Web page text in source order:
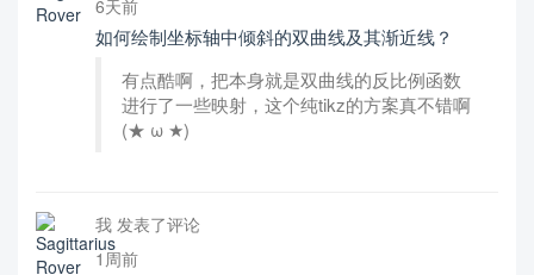
6天前
如何绘制坐标轴中倾斜的双曲线及其渐近线？
有点酷啊，把本身就是双曲线的反比例函数
进行了一些映射，这个纯tikz的方案真不错啊
(★ ω ★)
我 发表了评论
1周前